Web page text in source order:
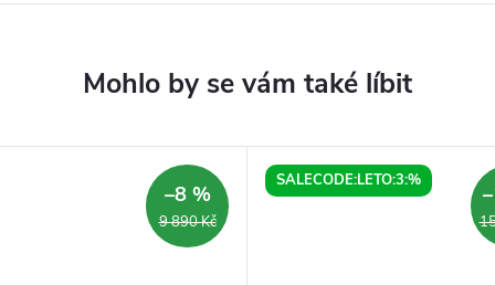
9 890 Kč
–8 %
SALECODE:LETO:3:%